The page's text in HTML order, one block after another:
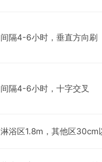
间隔4-6小时，垂直方向刷
间隔4-6小时，十字交叉
淋浴区1.8m，其他区30cm